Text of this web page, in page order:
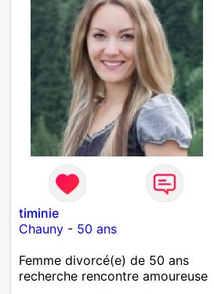
timinie
Chauny- 50 ans
Femme divorcé(e) de 50 ans
recherche rencontre amoureuse